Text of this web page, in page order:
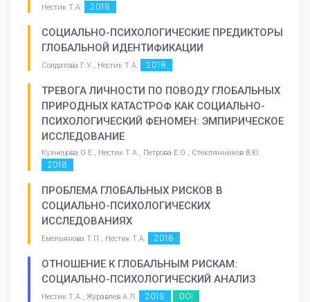
Нестик Т.А. 2018
СОЦИАЛЬНО-ПСИХОЛОГИЧЕСКИЕ ПРЕДИКТОРЫ
ГЛОБАЛЬНОЙ ИДЕНТИФИКАЦИИ
Солдатова Г.У., Нестик Т.А. 2018
ТРЕВОГА ЛИЧНОСТИ ПО ПОВОДУ ГЛОБАЛЬНЫХ
ПРИРОДНЫХ КАТАСТРОФ КАК СОЦИАЛЬНО-
ПСИХОЛОГИЧЕСКИЙ ФЕНОМЕН: ЭМПИРИЧЕСКОЕ
ИССЛЕДОВАНИЕ
Кузнецова О.Е., Нестик Т.А., Петрова Е.О., Стеклянников В.Ю.
2018
ПРОБЛЕМА ГЛОБАЛЬНЫХ РИСКОВ В
СОЦИАЛЬНО-ПСИХОЛОГИЧЕСКИХ
ИССЛЕДОВАНИЯХ
Емельянова Т.П., Нестик Т.А. 2018
ОТНОШЕНИЕ К ГЛОБАЛЬНЫМ РИСКАМ:
СОЦИАЛЬНО-ПСИХОЛОГИЧЕСКИЙ АНАЛИЗ
Нестик Т.А., Журавлев А.Л. 2018 DOI